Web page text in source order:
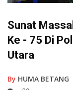
Sunat
Ke - 75 Di
Utara
By HUMA BETANG